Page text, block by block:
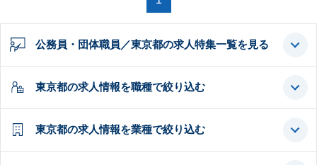
公務員・団体職員／東京都の求人特集一覧を見る
東京都の求人情報を職種で絞り込む
東京都の求人情報を業種で絞り込む